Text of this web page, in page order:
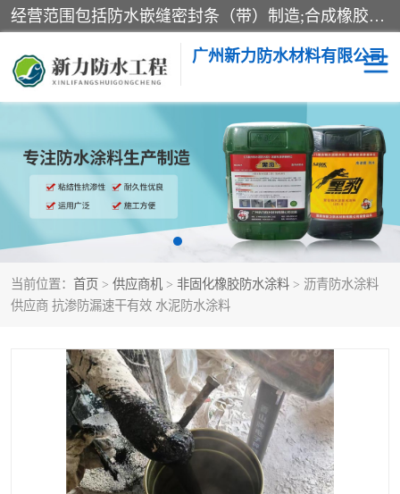
经营范围包括防水嵌缝密封条（带）制造;合成橡胶制造（监控化学品、危险化学品除外）;沥青混合物制造;防水胶粘带制造;其他合成材料制造（监控化学品、危险化学品除外）;涂料制造（监控化学品、危险化学品除外）;建筑结构防水补漏;防水建筑材料制造;粘合剂制造（监控化学品、危险化学品除外）;涂料零售;广州新力防水材料有限公司具有1处分支机构。
广州新力防水材料有限公司
当前位置： 首页 > 供应商机 > 非固化橡胶防水涂料 > 沥青防水涂料
供应商 抗渗防漏速干有效 水泥防水涂料
黑豹防水胶 建筑108胶水
乳化沥青防水涂料 自粘卷材
非固化橡胶防水涂料